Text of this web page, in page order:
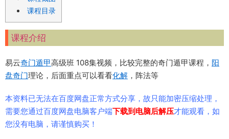
课程目录
课程介绍
易云奇门遁甲高级班 108集视频，比较完整的奇门遁甲课程， 阳
盘奇门理论，后面重点可以看看化解 ，阵法等
本资料已无法在百度网盘正常方式分享，故只能加密压缩处理，
需要您通过百度网盘电脑客户端下载到电脑后解压才能观看，如
您没有电脑，请谨慎购买！